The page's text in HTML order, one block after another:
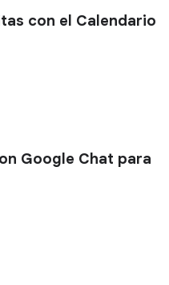
con el Calendario
Google Chat para